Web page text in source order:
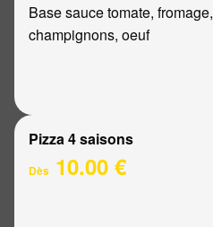
Base sauce tomate,
champignons, oeuf
Pizza 4 saisons
Dès 10.00 €